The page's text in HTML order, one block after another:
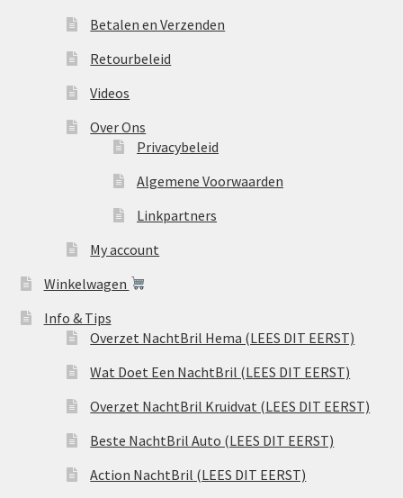
Betalen en Verzenden
Retourbeleid
Videos
Over Ons
Privacybeleid
Algemene Voorwaarden
Linkpartners
My account
Winkelwagen
Info & Tips
Overzet NachtBril Hema (LEES DIT EERST)
Wat Doet Een NachtBril (LEES DIT EERST)
Overzet NachtBril Kruidvat (LEES DIT EERST)
Beste NachtBril Auto (LEES DIT EERST)
Action NachtBril (LEES DIT EERST)